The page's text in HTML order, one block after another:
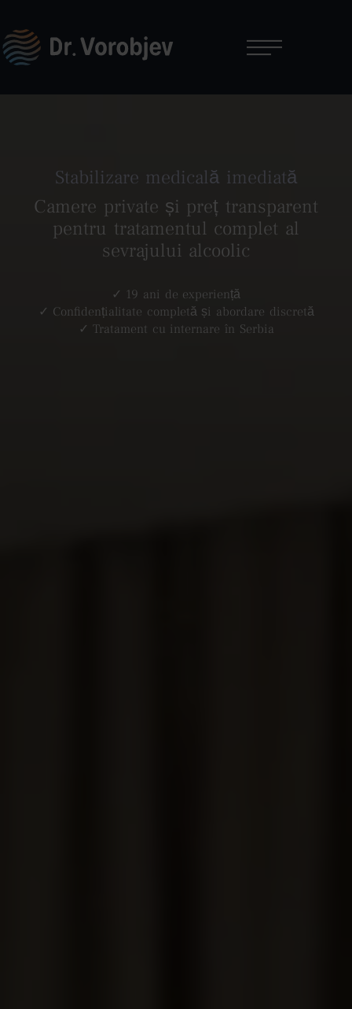
Stabilizare medicală imediată
Camere private și preț transparent
pentru tratamentul complet al
sevrajului alcoolic
✓ 19 ani de experiență
✓ Confidențialitate completă și abordare discretă
✓ Tratament cu internare în Serbia